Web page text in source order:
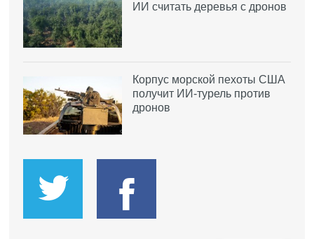
ИИ считать деревья с дронов
Корпус морской пехоты США
получит ИИ-турель против
дронов